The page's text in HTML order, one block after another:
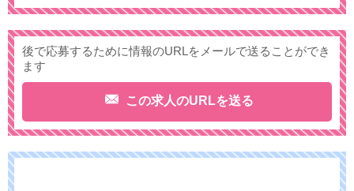
後で応募するために情報のURLをメールで送ることができ
ます
この求人のURLを送る